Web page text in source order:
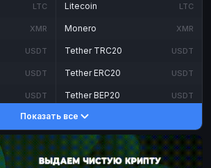
LTC
XMR
USDT
USDT
USDT
DASH
TON
DOGE
Litecoin LTC
Monero XMR
Tether TRC20 USDT
Tether ERC20 USDT
Tether BEP20 USDT
DASH
Toncoin TON
Dogecoin DOGE
Показать все